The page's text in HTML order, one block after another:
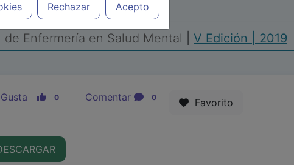
Rechazar Acepto
Enfermería en Salud Mental V Edición | 2019
Gusta 0 Comentar 0 Favorito